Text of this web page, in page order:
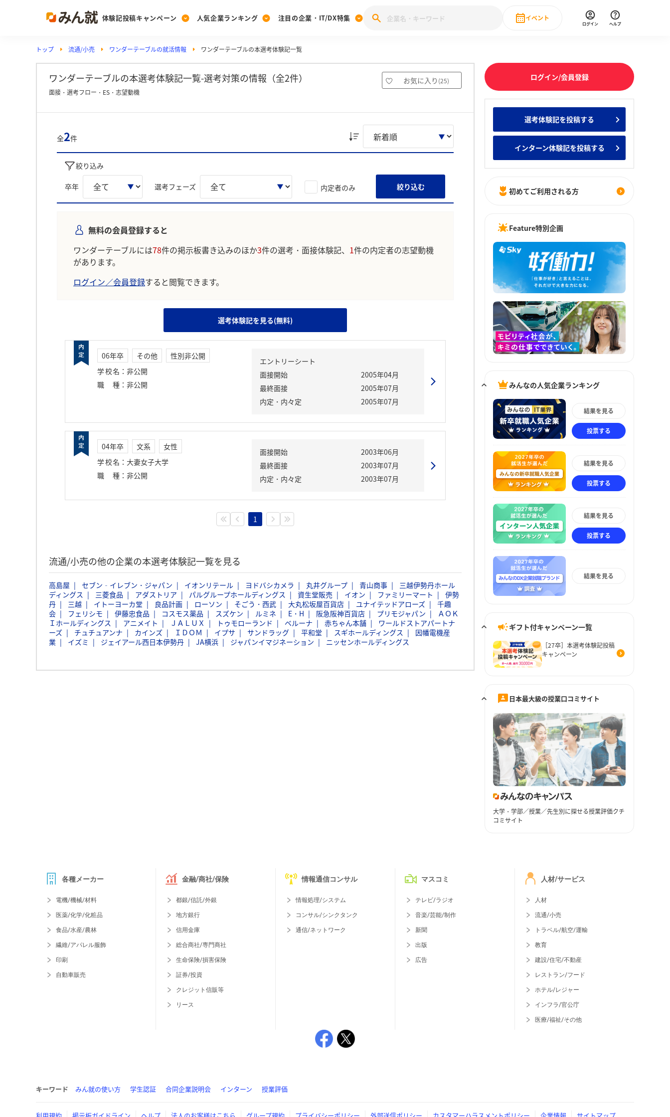
体験記投稿キャンペーン
Post
投稿する
[27卒] 本選考体験記投稿キャンペーン
人気企業ランキング
Ranking
ランキングを見る
みんなのDX企業就職ブランド調査
Vote みんなの新卒就職人気企業ランキング みんなのインターン人気企業ランキ
注目の企業・IT/DX特集
PickUp
注目の企業特集
28卒 IT・DX現場社員インタビュー
イベント
直近のイベント一覧
ログイン ヘルプ
トップ 流通/小売 ワンダーテーブルの就活情報 ワンダーテーブルの本選考体験記一覧
ワンダーテーブルの本選考体験記一覧-選考対策の情報（全2件） お気に入り (25)
面接・選考フロー・ES・志望動機
全2件
絞り込み
卒年 選考フェーズ 内定者のみ 絞り込む
無料の会員登録すると
ワンダーテーブルには78件の掲示板書き込みのほか3件の選考・面接体験記、 1件の内定者の志望動機
があります。
ログイン／会員登録すると閲覧できます。
選考体験記を見る(無料)
06年卒 その他
性別非公開
学校名 ： 非公開
職種 ： 非公開
エントリーシート
面接開始
2005年04月
最終面接
2005年07月
内定・内々定
2005年07月
04年卒 文系
女性
学校名 ： 大妻女子大学
職種 ： 非公開
面接開始
2003年06月
最終面接
2003年07月
内定・内々定
2003年07月
1
流通/小売の他の企業の本選考体験記一覧を見る
高島屋 セブン‐イレブン・ジャパン イオンリテール ヨドバシカメラ 丸井グループ 青山商事
三越伊勢丹ホール
ディングス
三菱食品 アダストリア パルグループホールディングス 資生堂販売 イオン ファミリーマート
伊勢
丹
三越 イトーヨーカ堂 良品計画 ローソン そごう・西武 大丸松坂屋百貨店 ユナイテッドアローズ
千趣
会
フェリシモ 伊藤忠食品 コスモス薬品 スズケン ルミネ E・H 阪急阪神百貨店 プリモジャパン
ＡＯＫ
Ｉホールディングス
アニメイト ＪＡＬＵＸ トゥモローランド ベルーナ 赤ちゃん本舗
ワールドストアパートナ
ーズ
チュチュアンナ カインズ ＩＤＯＭ イプサ サンドラッグ 平和堂 スギホールディングス
因幡電機産
業
イズミ ジェイアール西日本伊勢丹 JA横浜 ジャパンイマジネーション ニッセンホールディングス
ログイン/会員登録
選考体験記を投稿する
インターン体験記を投稿する
初めてご利用される方
Feature特別企画
みんなの人気企業ランキング
結果を見る
投票する
結果を見る
投票する
結果を見る
投票する
結果を見る
ギフト付キャンペーン一覧
［27卒］本選考体験記投稿
キャンペーン
日本最大級の授業口コミサイト
大学・学部／授業／先生別に探せる授業評価クチ
コミサイト
各種メーカー
電機/機械/材料
医薬/化学/化粧品
食品/水産/農林
繊維/アパレル服飾
印刷
自動車販売
金融/商社/保険
都銀/信託/外銀
地方銀行
信用金庫
総合商社/専門商社
生命保険/損害保険
証券/投資
クレジット信販等
リース
情報通信コンサル
情報処理/システム
コンサル/シンクタンク
通信/ネットワーク
マスコミ
テレビ/ラジオ
音楽/芸能/制作
新聞
出版
広告
人材/サービス
人材
流通/小売
トラベル/航空/運輸
教育
建設/住宅/不動産
レストラン/フード
ホテル/レジャー
インフラ/官公庁
医療/福祉/その他
キーワード みん就の使い方 学生認証 合同企業説明会 インターン 授業評価